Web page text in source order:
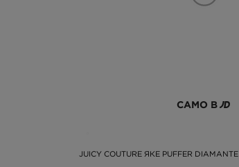
САМО В
JUICY COUTURE ЯКЕ PUFFER DIAMANTE